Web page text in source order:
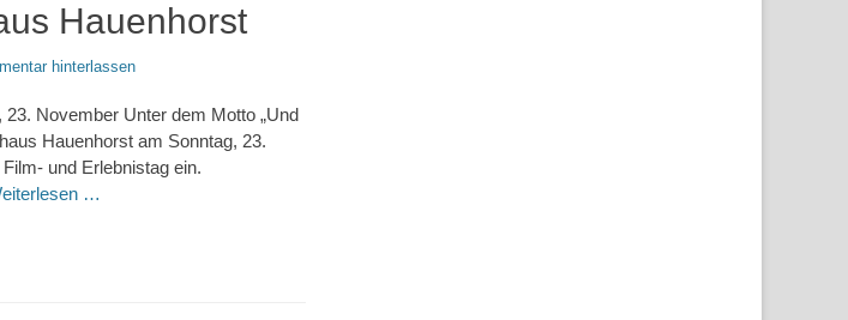
Hauenhorst
hinterlassen
November Unter dem Motto „Und
Hauenhorst am Sonntag, 23.
und Erlebnistag ein.
…